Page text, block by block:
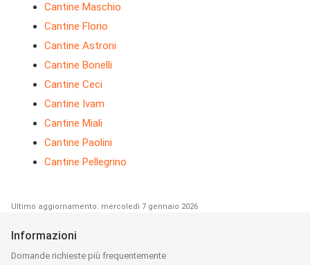
Cantine Maschio
Cantine Florio
Cantine Astroni
Cantine Bonelli
Cantine Ceci
Cantine Ivam
Cantine Miali
Cantine Paolini
Cantine Pellegrino
Ultimo aggiornamento: mercoledì 7 gennaio 2026
Informazioni
Domande richieste più frequentemente